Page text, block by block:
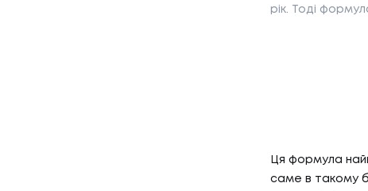
рік. Тоді
Ця формула
саме в такому